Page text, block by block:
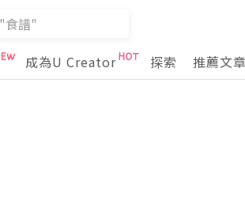
成為U Creator 探索 推薦文章